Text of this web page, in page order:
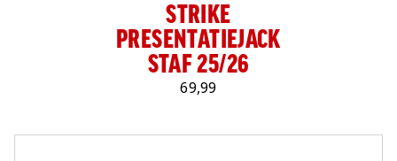
STRIKE
PRESENTATIEJACK
STAF 25/26
69,99
Maat